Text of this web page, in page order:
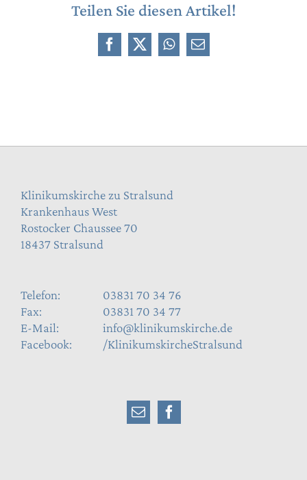
Teilen Sie diesen Artikel!
Facebook
X WhatsApp
E-
Klinikumskirche zu Stralsund
Krankenhaus West
Rostocker Chaussee 70
18437 Stralsund
Telefon:
03831 70 34 76
Fax:
03831 70 34 77
E-Mail:
info@klinikumskirche.de
Facebook:
/KlinikumskircheStralsund